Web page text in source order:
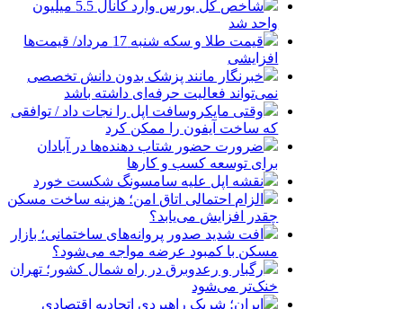
شاخص کل بورس وارد کانال 5.5 میلیون
واحد شد
قیمت طلا و سکه شنبه 17 مرداد/ قیمت‌ها
افزایشی
خبرنگار مانند پزشک بدون دانش تخصصی
نمی‌تواند فعالیت حرفه‌ای داشته باشد
وقتی مایکروسافت اپل را نجات داد / توافقی
که ساخت آیفون را ممکن کرد
ضرورت حضور شتاب ‌دهنده‌ها در آبادان
برای توسعه کسب‌ و کارها
نقشه اپل علیه سامسونگ شکست خورد
الزام احتمالی اتاق امن؛ هزینه ساخت مسکن
چقدر افزایش می‌یابد؟
افت شدید صدور پروانه‌های ساختمانی؛ بازار
مسکن با کمبود عرضه مواجه می‌شود؟
رگبار و رعدوبرق در راه شمال کشور؛ تهران
خنک‌تر می‌شود
ایران؛ شریک راهبردی اتحادیه اقتصادی